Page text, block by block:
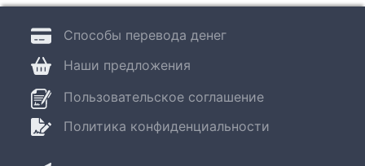
Пользовательское соглашение
Политика конфиденциальности
Способы перевода денег
Наши предложения